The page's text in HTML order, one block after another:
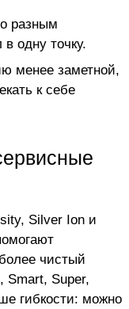
разным
одну точку.
менее заметной,
к себе
Silver Ion и
чистый
Super,
гибкости: можно